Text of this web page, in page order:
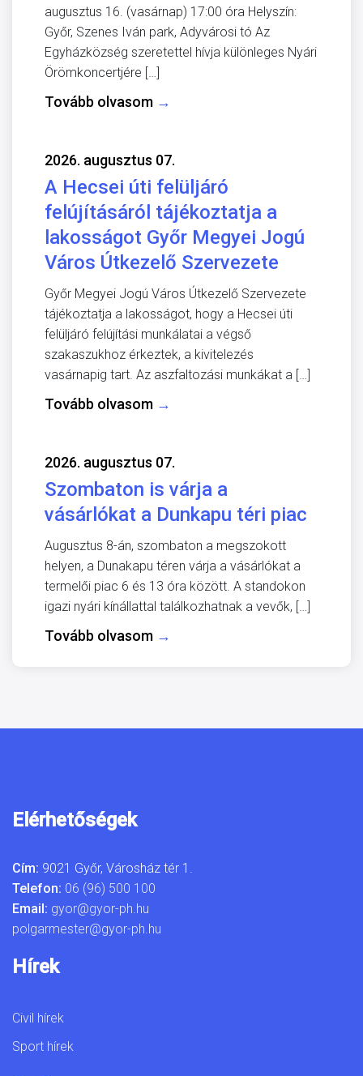
augusztus 16. (vasárnap) 17:00 óra Helyszín:
Győr, Szenes Iván park, Adyvárosi tó Az
Egyházközség szeretettel hívja különleges Nyári
Örömkoncertjére […]
Tovább olvasom →
2026. augusztus 07.
A Hecsei úti felüljáró
felújításáról tájékoztatja a
lakosságot Győr Megyei Jogú
Város Útkezelő Szervezete
Győr Megyei Jogú Város Útkezelő Szervezete
tájékoztatja a lakosságot, hogy a Hecsei úti
felüljáró felújítási munkálatai a végső
szakaszukhoz érkeztek, a kivitelezés
vasárnapig tart. Az aszfaltozási munkákat a […]
Tovább olvasom →
2026. augusztus 07.
Szombaton is várja a
vásárlókat a Dunkapu téri piac
Augusztus 8-án, szombaton a megszokott
helyen, a Dunakapu téren várja a vásárlókat a
termelői piac 6 és 13 óra között. A standokon
igazi nyári kínállattal találkozhatnak a vevők, […]
Tovább olvasom →
Elérhetőségek
Cím: 9021 Győr, Városház tér 1.
Telefon: 06 (96) 500 100
Email: gyor@gyor-ph.hu
polgarmester@gyor-ph.hu
Hírek
Civil hírek
Sport hírek